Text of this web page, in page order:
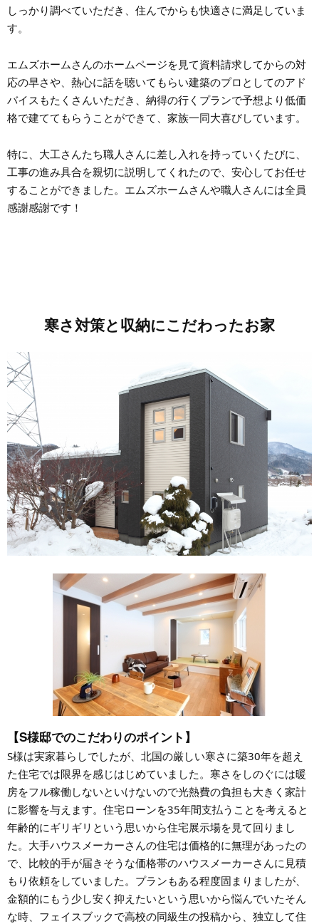
しっかり調べていただき、住んでからも快適さに満足していま
す。
エムズホームさんのホームページを見て資料請求してからの対
応の早さや、熱心に話を聴いてもらい建築のプロとしてのアド
バイスもたくさんいただき、納得の行くプランで予想より低価
格で建ててもらうことができて、家族一同大喜びしています。
特に、大工さんたち職人さんに差し入れを持っていくたびに、
工事の進み具合を親切に説明してくれたので、安心してお任せ
することができました。エムズホームさんや職人さんには全員
感謝感謝です！
寒さ対策と収納にこだわったお家
【S様邸でのこだわりのポイント】
S様は実家暮らしでしたが、北国の厳しい寒さに築30年を超え
た住宅では限界を感じはじめていました。寒さをしのぐには暖
房をフル稼働しないといけないので光熱費の負担も大きく家計
に影響を与えます。住宅ローンを35年間支払うことを考えると
年齢的にギリギリという思いから住宅展示場を見て回りまし
た。大手ハウスメーカーさんの住宅は価格的に無理があったの
で、比較的手が届きそうな価格帯のハウスメーカーさんに見積
もり依頼をしていました。プランもある程度固まりましたが、
金額的にもう少し安く抑えたいという思いから悩んでいたそん
な時、フェイスブックで高校の同級生の投稿から、独立して住